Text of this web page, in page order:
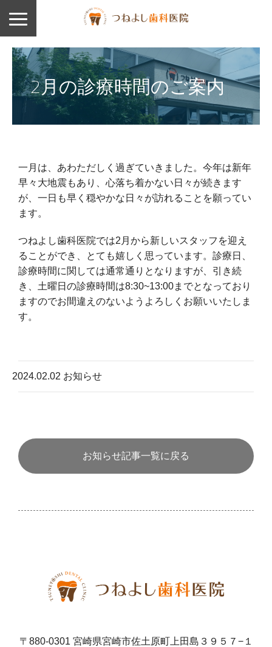
2月の診療時間のご案内
一月は、あわただしく過ぎていきました。今年は新年
早々大地震もあり、心落ち着かない日々が続きます
が、一日も早く穏やかな日々が訪れることを願ってい
ます。
つねよし歯科医院では2月から新しいスタッフを迎え
ることができ、とても嬉しく思っています。診療日、
診療時間に関しては通常通りとなりますが、引き続
き、土曜日の診療時間は8:30~13:00までとなっており
ますのでお間違えのないようよろしくお願いいたしま
す。
2024.02.02 お知らせ
お知らせ記事一覧に戻る
〒880-0301 宮崎県宮崎市佐土原町上田島３９５７−１